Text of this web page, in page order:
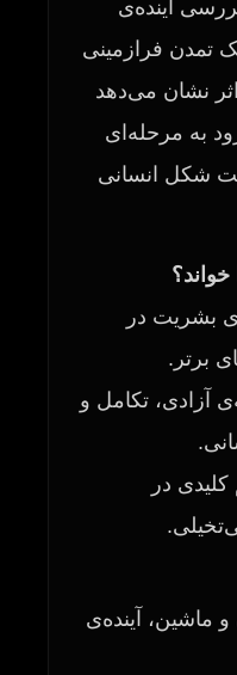
آینده‌ی
تمدن فرازمینی
نشان می‌دهد
به مرحله‌ای
شکل انسانی
خواند؟
بشریت در
برتر.
آزادی، تکامل و
در
ماشین، آینده‌ی